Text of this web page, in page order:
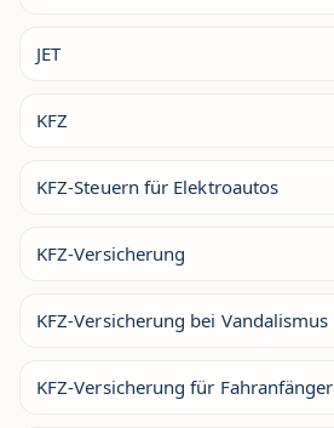
JET
KFZ
KFZ-Steuern für Elektroautos
KFZ-Versicherung
KFZ-Versicherung bei Vandalismus
KFZ-Versicherung für Fahranfänger